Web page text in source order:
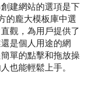
建網站的選項是下
的龐大模板庫中選
觀，為用戶提供了
是個人用途的網
單的點擊和拖放操
也能輕鬆上手。